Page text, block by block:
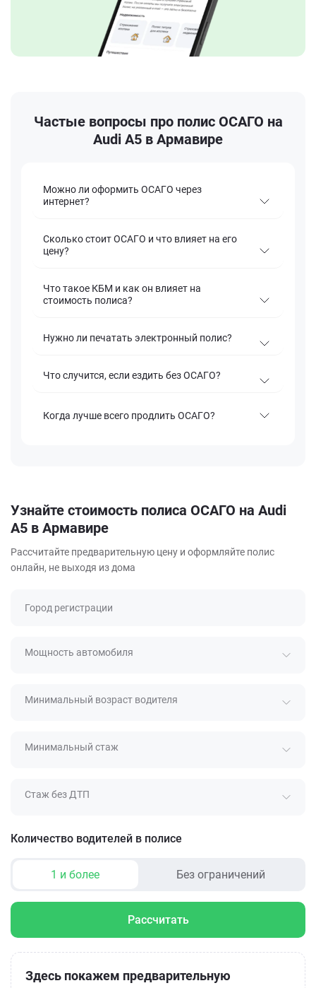
Частые вопросы про полис ОСАГО на
Audi A5 в Армавире
Можно ли оформить ОСАГО через
интернет?
Сколько стоит ОСАГО и что влияет на его
цену?
Что такое КБМ и как он влияет на
стоимость полиса?
Нужно ли печатать электронный полис?
Что случится, если ездить без ОСАГО?
Когда лучше всего продлить ОСАГО?
Узнайте стоимость полиса ОСАГО на Audi
A5 в Армавире
Рассчитайте предварительную цену и оформляйте полис
онлайн, не выходя из дома
Город регистрации
Мощность автомобиля
Минимальный возраст водителя
Минимальный стаж
Стаж без ДТП
Количество водителей в полисе
1 и более Без ограничений
Рассчитать
Здесь покажем предварительную